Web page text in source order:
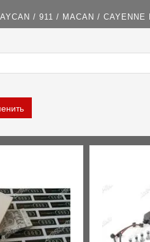
/ 911 / MACAN / CAYENNE